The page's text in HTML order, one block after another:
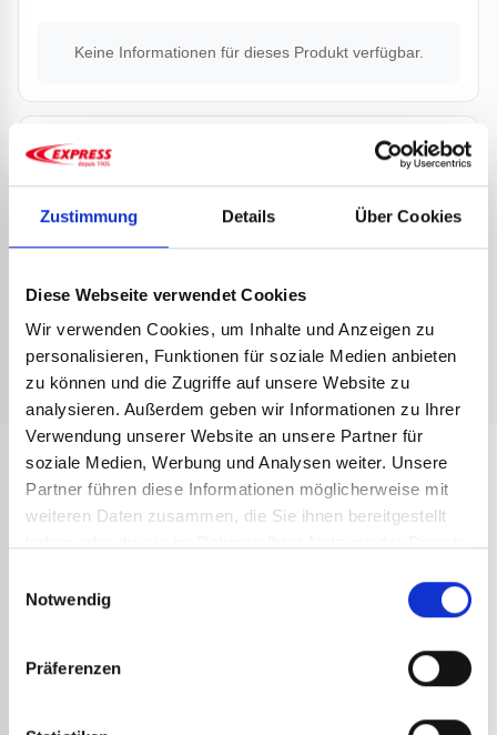
Zustimmung Details Über Cookies
Diese Webseite verwendet Cookies
Wir verwenden Cookies, um Inhalte und Anzeigen zu
personalisieren, Funktionen für soziale Medien anbieten
zu können und die Zugriffe auf unsere Website zu
analysieren. Außerdem geben wir Informationen zu Ihrer
Verwendung unserer Website an unsere Partner für
soziale Medien, Werbung und Analysen weiter. Unsere
Partner führen diese Informationen möglicherweise mit
weiteren Daten zusammen, die Sie ihnen bereitgestellt
Notwendig
Präferenzen
Keine Informationen für dieses Produkt verfügbar.
Dokumentation
Technisches Datenblatt Druckminderer
REFERENZEN